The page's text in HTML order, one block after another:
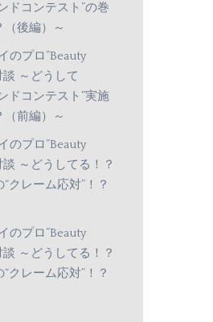
ドコンテスト”の巻
（後編）～
のプロ”Beauty
～どうして
ドコンテスト”実施
（前編）～
のプロ”Beauty
～どうしてる！？
クレーム応対”！？
のプロ”Beauty
～どうしてる！？
クレーム応対”！？